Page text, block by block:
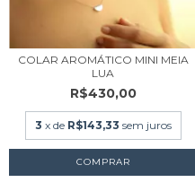
COLAR AROMÁTICO MINI MEIA
LUA
R$430,00
3 x de R$143,33 sem juros